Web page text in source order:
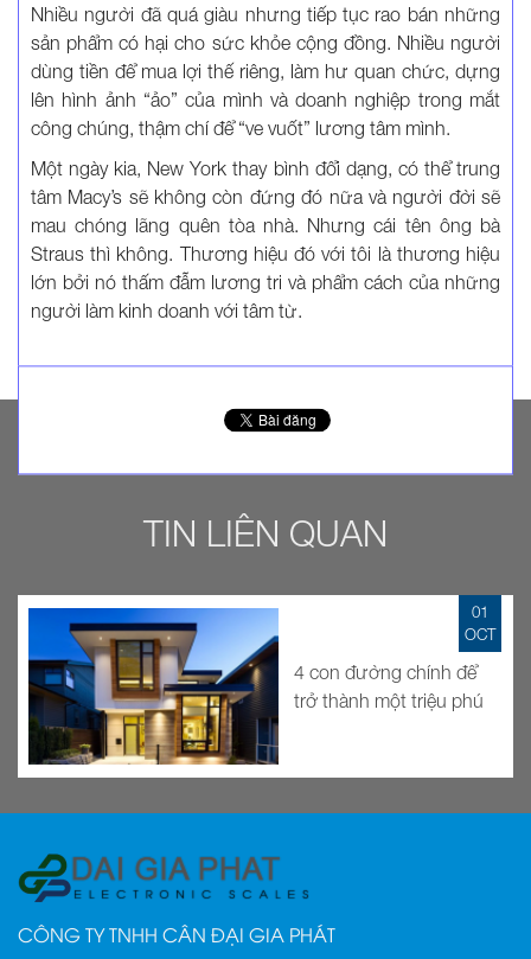
Nhiều người đã quá giàu nhưng tiếp tục rao bán những
sản phẩm có hại cho sức khỏe cộng đồng. Nhiều người
dùng tiền để mua lợi thế riêng, làm hư quan chức, dựng
lên hình ảnh “ảo” của mình và doanh nghiệp trong mắt
công chúng, thậm chí để “ve vuốt” lương tâm mình.
Một ngày kia, New York thay bình đổi dạng, có thể trung
tâm Macy’s sẽ không còn đứng đó nữa và người đời sẽ
mau chóng lãng quên tòa nhà. Nhưng cái tên ông bà
Straus thì không. Thương hiệu đó với tôi là thương hiệu
lớn bởi nó thấm đẫm lương tri và phẩm cách của những
người làm kinh doanh với tâm từ.
TIN LIÊN QUAN
01
OCT
4 con đường chính để
trở thành một triệu phú
CÔNG TY TNHH CÂN ĐẠI GIA PHÁT